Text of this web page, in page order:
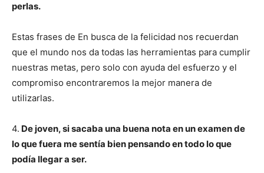
perlas.
Estas frases de En busca de la felicidad nos recuerdan
que el mundo nos da todas las herramientas para cumplir
nuestras metas, pero solo con ayuda del esfuerzo y el
compromiso encontraremos la mejor manera de
utilizarlas.
4. De joven, si sacaba una buena nota en un examen de
lo que fuera me sentía bien pensando en todo lo que
podía llegar a ser.